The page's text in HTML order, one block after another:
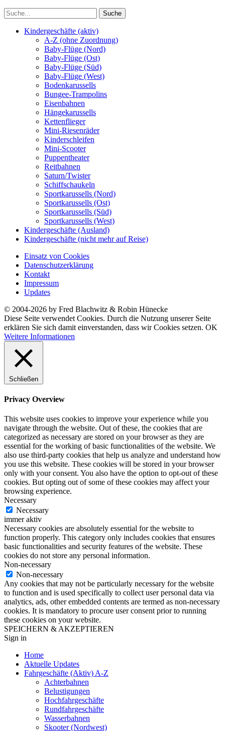
Kindergeschäfte (aktiv)
A-Z (ohne Zuordnung)
Baby-Flüge (Nord)
Baby-Flüge (Ost)
Baby-Flüge (Süd)
Baby-Flüge (West)
Bodenkarussells
Bungee-Trampolins
Eisenbahnen
Hängekarussells
Kettenflieger
Mini-Riesenräder
Kinderschleifen
Mini-Scooter
Puppentheater
Reitbahnen
Saturn/Twister
Schiffschaukeln
Sportkarussells (Nord)
Sportkarussells (Ost)
Sportkarussells (Süd)
Sportkarussells (West)
Kindergeschäfte (Ausland)
Kindergeschäfte (nicht mehr auf Reise)
Einsatz von Cookies
Datenschutzerklärung
Kontakt
Impressum
Updates
© 2004-2026 by Fred Blachwitz & Robin Hünecke
Diese Seite verwendet Cookies. Durch die Nutzung unserer Seite
erklären Sie sich damit einverstanden, dass wir Cookies setzen. OK
Weitere Informationen
Schließen
Privacy Overview
This website uses cookies to improve your experience while you
navigate through the website. Out of these, the cookies that are
categorized as necessary are stored on your browser as they are
essential for the working of basic functionalities of the website. We
also use third-party cookies that help us analyze and understand how
you use this website. These cookies will be stored in your browser
only with your consent. You also have the option to opt-out of these
cookies. But opting out of some of these cookies may affect your
browsing experience.
Necessary
Necessary
immer aktiv
Necessary cookies are absolutely essential for the website to
function properly. This category only includes cookies that ensures
basic functionalities and security features of the website. These
cookies do not store any personal information.
Non-necessary
Non-necessary
Any cookies that may not be particularly necessary for the website
to function and is used specifically to collect user personal data via
analytics, ads, other embedded contents are termed as non-necessary
cookies. It is mandatory to procure user consent prior to running
these cookies on your website.
SPEICHERN & AKZEPTIEREN
Sign in
Home
Aktuelle Updates
Fahrgeschäfte (Aktiv) A-Z
Achterbahnen
Belustigungen
Hochfahrgeschäfte
Rundfahrgeschäfte
Wasserbahnen
Skooter (Nordwest)